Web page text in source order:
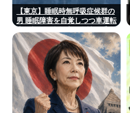
【東京】睡眠時無呼吸症候群の
男 睡眠障害を自覚しつつ車運転
負わせ…「厳重処分」意見つけ
書類送検